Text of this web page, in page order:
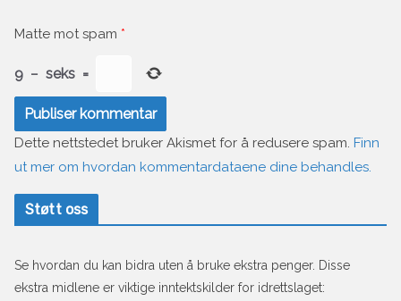
Matte mot spam *
9 − seks =
Dette nettstedet bruker Akismet for å redusere spam. Finn
ut mer om hvordan kommentardataene dine behandles.
Støtt oss
Se hvordan du kan bidra uten å bruke ekstra penger. Disse
ekstra midlene er viktige inntektskilder for idrettslaget: